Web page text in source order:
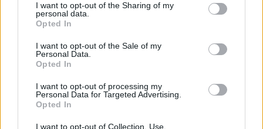
I want to opt-out of the Sharing of my
personal data.
Opted In
I want to opt-out of the Sale of my
Personal Data.
Opted In
I want to opt-out of processing my
Personal Data for Targeted Advertising.
Opted In
I want to opt-out of Collection, Use,
krāna? Biežākie riski, par kuriem
neaizdomājamies
Kur raksim?
Nav iespējams precīzi pateikt, cik tālu akai jāatrodas no
sausās tualetes un citiem sadzīves darbību objektiem, jo